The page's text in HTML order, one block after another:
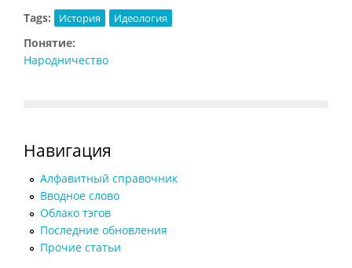
Tags: История Идеология
Понятие:
Народничество
Навигация
Алфавитный справочник
Вводное слово
Облако тэгов
Последние обновления
Прочие статьи